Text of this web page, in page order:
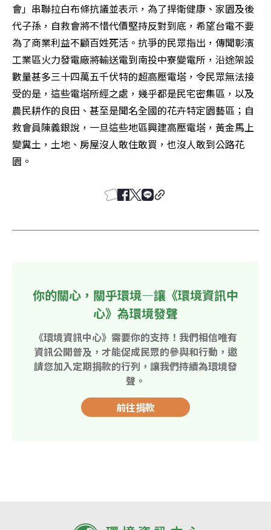
會」串聯拉白布條抗議並表示，為了捍衛健康、家園及後
代子孫，自救會將不惜代價堅持反對到底，希望台電不要
為了商業利益不顧百姓死活。抗爭的民眾指出，傳聞彰濱
工業區火力發電廠將輸送電到南投中寮變電所，沿途架設
數量甚多三十四萬五千伏特的超高壓電塔，令民眾無法接
受的是，這些電塔所經之處，幾乎都是民宅密集區，以及
農民耕作的良田、甚至是聞名全國的花卉特定園藝區；自
救會員陳義銀說，一旦這些地區興建高壓電塔，黃金馬上
變糞土，土地、房屋沒人敢住敢買，也沒人敢到公路花
園。
你的關心，關乎環境—讓《環境資訊中
心》為環境發聲
《環境資訊中心》需要你的支持！我們相信唯有
資訊公開普及，才能促成民眾的參與和行動，邀
請您加入定期捐款的行列，讓我們持續為環境發
聲。
前往捐款